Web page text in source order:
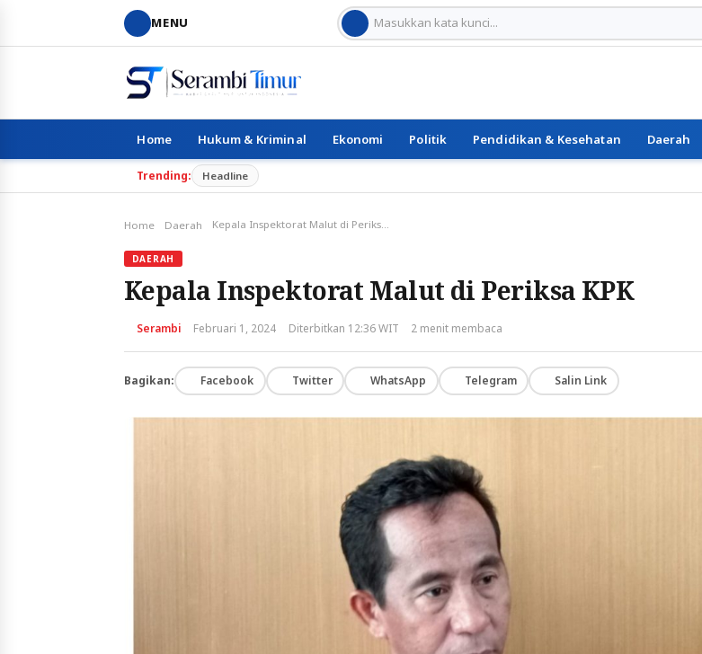
MENU
Home Hukum & Kriminal Ekonomi Politik Pendidikan & Kesehatan Daerah
Trending: Headline
Home Daerah Kepala Inspektorat Malut di Periksa KPK
DAERAH
Kepala Inspektorat Malut di Periksa KPK
Serambi Februari 1, 2024 Diterbitkan 12:36 WIT 2 menit membaca
Bagikan: Facebook Twitter WhatsApp Telegram Salin Link